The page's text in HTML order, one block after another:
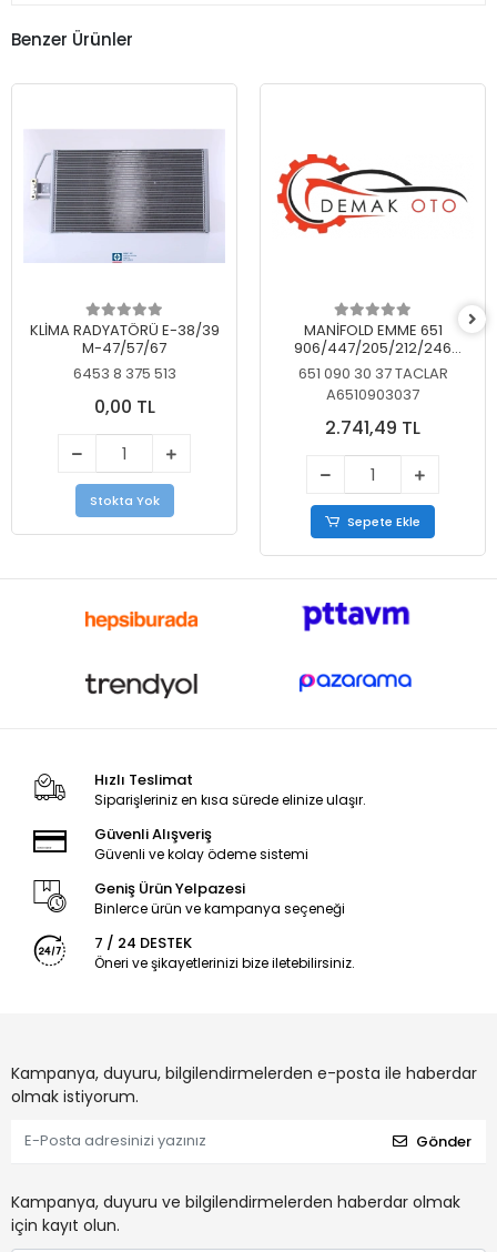
Benzer Ürünler
KLİMA RADYATÖRÜ E-38/39
M-47/57/67
6453 8 375 513
0,00 TL
Stokta Yok
MANİFOLD EMME 651
906/447/205/212/246
KELEBEKSİZ
651 090 30 37 TACLAR
A6510903037
2.741,49 TL
Sepete Ekle
Hızlı Teslimat
Siparişleriniz en kısa sürede elinize ulaşır.
Güvenli Alışveriş
Güvenli ve kolay ödeme sistemi
Geniş Ürün Yelpazesi
Binlerce ürün ve kampanya seçeneği
7 / 24 DESTEK
Öneri ve şikayetlerinizi bize iletebilirsiniz.
Kampanya, duyuru, bilgilendirmelerden e-posta ile haberdar
olmak istiyorum.
Gönder
Kampanya, duyuru ve bilgilendirmelerden haberdar olmak
için kayıt olun.